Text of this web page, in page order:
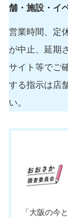
舗・施設・イ
営業時間、定
が中止、延期
サイト等でご
する指示は店
い。
「大阪の今